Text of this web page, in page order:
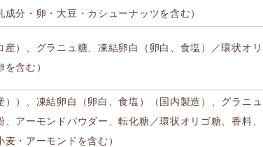
分・卵・大豆・カシューナッツを含む）
産）、グラニュ糖、凍結卵白（卵白、食塩）／環状オリ
含む）
））、凍結卵白（卵白、食塩）（国内製造）、グラニュ
アーモンドパウダー、転化糖／環状オリゴ糖、香料、
麦・アーモンドを含む）